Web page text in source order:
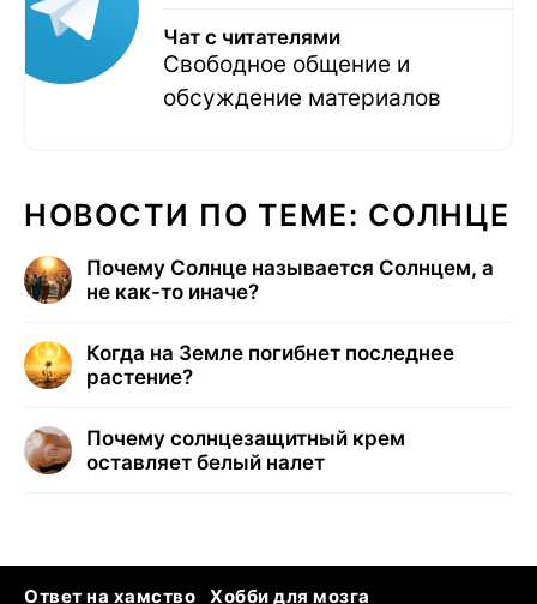
Чат с читателями
Свободное общение и
обсуждение материалов
НОВОСТИ ПО ТЕМЕ: СОЛНЦЕ
Почему Солнце называется Солнцем, а
не как-то иначе?
Когда на Земле погибнет последнее
растение?
Почему солнцезащитный крем
оставляет белый налет
Ответ на хамство
Хобби для мозга